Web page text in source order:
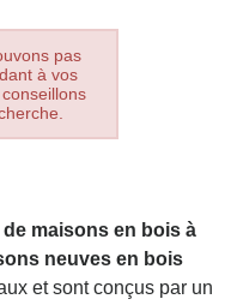
pas
à vos
maisons en bois à
neuves en bois
et sont conçus par un